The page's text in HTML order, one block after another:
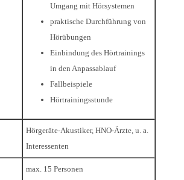
Umgang mit Hörsystemen
praktische Durchführung von
Hörübungen
Einbindung des Hörtrainings
in den Anpassablauf
Fallbeispiele
Hörtrainingsstunde
Hörgeräte-Akustiker, HNO-Ärzte, u. a.
Interessenten
max. 15 Personen